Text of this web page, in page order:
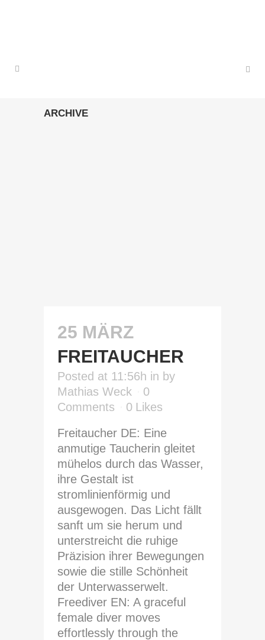
ARCHIVE
25 MÄRZ
FREITAUCHER
Posted at 11:56h in by
Mathias Weck
0
Comments
0 Likes
Freitaucher DE: Eine
anmutige Taucherin gleitet
mühelos durch das Wasser,
ihre Gestalt ist
stromlinienförmig und
ausgewogen. Das Licht fällt
sanft um sie herum und
unterstreicht die ruhige
Präzision ihrer Bewegungen
sowie die stille Schönheit
der Unterwasserwelt.
Freediver EN: A graceful
female diver moves
effortlessly through the